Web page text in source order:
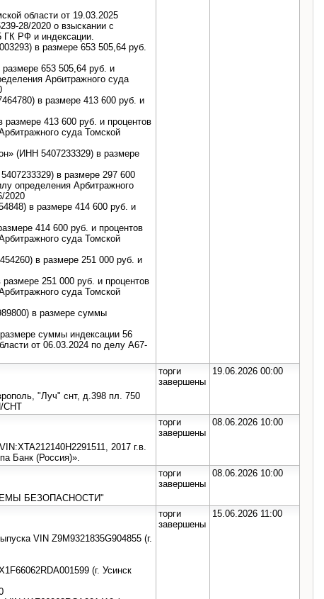
области от 19.03.2025
28/2020 о взыскании с
ГК РФ и индексации.
в размере 653 505,64 руб.
653 505,64 руб. и
Арбитражного суда
в размере 413 600 руб. и
413 600 руб. и процентов
суда Томской
(ИНН 5407233329) в размере
в размере 297 600
определения Арбитражного
2020
в размере 414 600 руб. и
414 600 руб. и процентов
суда Томской
в размере 251 000 руб. и
251 000 руб. и процентов
суда Томской
в размере суммы
суммы индексации 56
от 06.03.2024 по делу А67-
"Луч" снт, д.398 пл. 750
СНТ
торги
завершены
19.06.2026 00:00
2017 г.в.
Банк (Россия)».
торги
завершены
08.06.2026 10:00
БЕЗОПАСНОСТИ"
торги
завершены
08.06.2026 10:00
VIN Z9M9321835G904855 (г.
(г. Усинск
торги
завершены
15.06.2026 11:00